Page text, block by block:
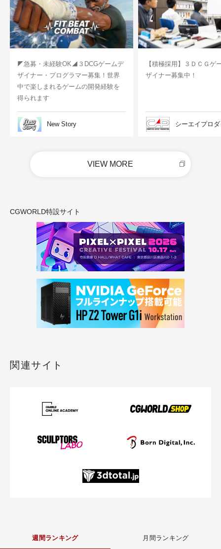
◤急募・未経験OK◢３DCGゲームデ
ザイナー・プログラマー募集！世界
中で楽しまれるゲームの開発経験を
得られます
New Story
【積極採用】３ＤＣＧゲ
ザイナー募集中！
シーエイプロ
VIEW MORE
CGWORLD特設サイト
関連サイト
週間ランキング 月間ランキング